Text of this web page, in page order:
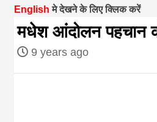
Nepal
English मे देखने के लिए क्लिक करें
मधेश आंदोलन पहचान
9 years ago